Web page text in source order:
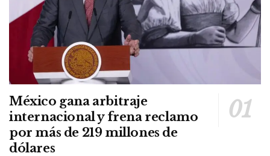
México gana arbitraje
internacional y frena reclamo
por más de 219 millones de
dólares